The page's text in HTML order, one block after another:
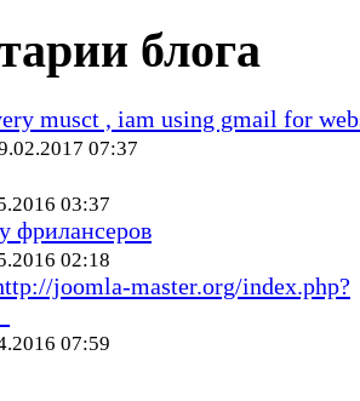
блога
musct , iam using gmail for
07:37
03:37
фрилансеров
02:18
joomla-master.org/index.php?
07:59